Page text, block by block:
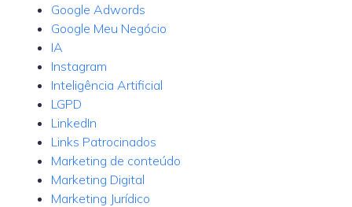
Google Adwords
Google Meu Negócio
IA
Instagram
Inteligência Artificial
LGPD
LinkedIn
Links Patrocinados
Marketing de conteúdo
Marketing Digital
Marketing Jurídico